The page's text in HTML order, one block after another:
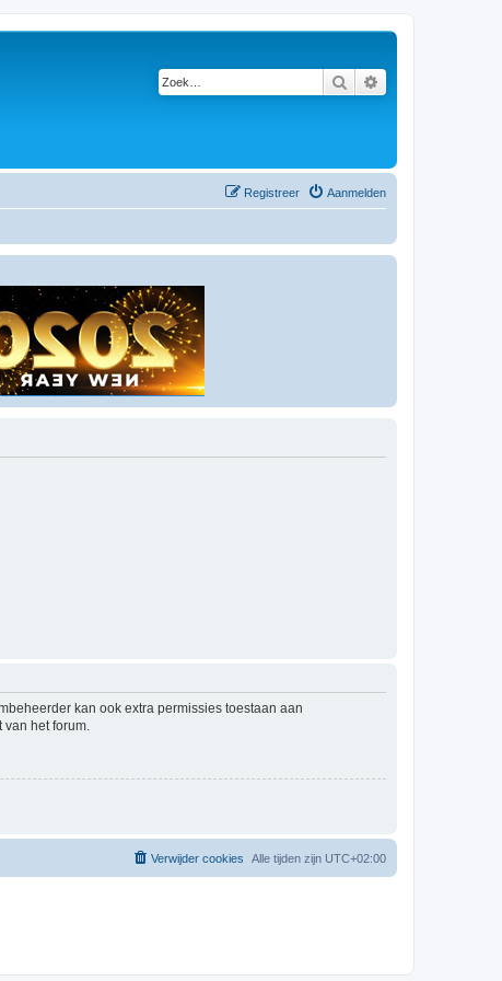
Zoek
Aanmelden
Registreer
kan ook extra permissies toestaan aan
het forum.
Alle tijden zijn UTC+02:00
Verwijder cookies